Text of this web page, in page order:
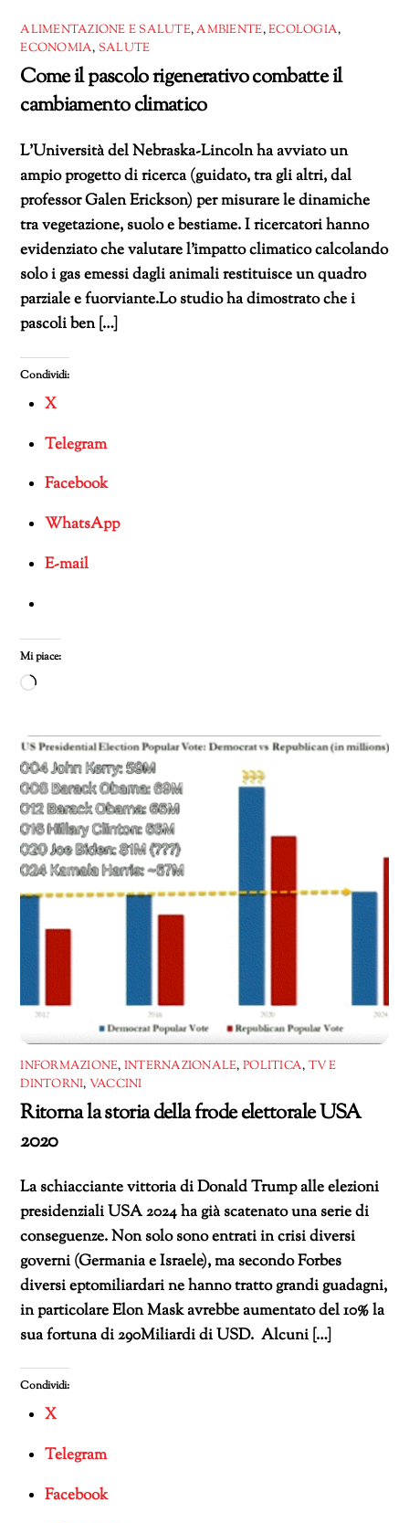
ALIMENTAZIONE E SALUTE,AMBIENTE,ECOLOGIA,
ECONOMIA, SALUTE
Come il pascolo rigenerativo combatte il
cambiamento climatico
L’Università del Nebraska-Lincoln ha avviato un
ampio progetto di ricerca (guidato, tra gli altri, dal
professor Galen Erickson) per misurare le dinamiche
tra vegetazione, suolo e bestiame. I ricercatori hanno
evidenziato che valutare l’impatto climatico calcolando
solo i gas emessi dagli animali restituisce un quadro
parziale e fuorviante.Lo studio ha dimostrato che i
pascoli ben […]
Condividi:
X
Telegram
Facebook
WhatsApp
E-mail
Mi piace:
Caricamento
corso…
INFORMAZIONE, INTERNAZIONALE, POLITICA, TV E
DINTORNI, VACCINI
Ritorna la storia della frode elettorale USA
2020
La schiacciante vittoria di Donald Trump alle elezioni
presidenziali USA 2024 ha già scatenato una serie di
conseguenze. Non solo sono entrati in crisi diversi
governi (Germania e Israele), ma secondo Forbes
diversi eptomiliardari ne hanno tratto grandi guadagni,
in particolare Elon Mask avrebbe aumentato del 10% la
sua fortuna di 290Miliardi di USD. Alcuni […]
Condividi:
X
Telegram
Facebook